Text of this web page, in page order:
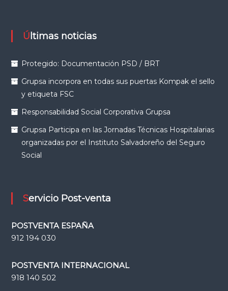
Últimas noticias
Protegido: Documentación PSD / BRT
Grupsa incorpora en todas sus puertas Kompak el sello
y etiqueta FSC
Responsabilidad Social Corporativa Grupsa
Grupsa Participa en las Jornadas Técnicas Hospitalarias
organizadas por el Instituto Salvadoreño del Seguro
Social
Servicio Post-venta
POSTVENTA ESPAÑA
912 194 030
POSTVENTA INTERNACIONAL
918 140 502